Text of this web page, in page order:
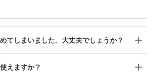
てしまいました。大丈夫でしょうか？
えますか？